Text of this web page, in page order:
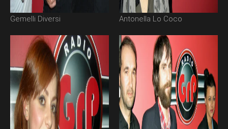
Gemelli Diversi Antonella Lo Coco